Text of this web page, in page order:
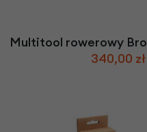
Napęd paskowy Gates
Narzędzia rowerowe
Multitool rowerowy
340,00 zł